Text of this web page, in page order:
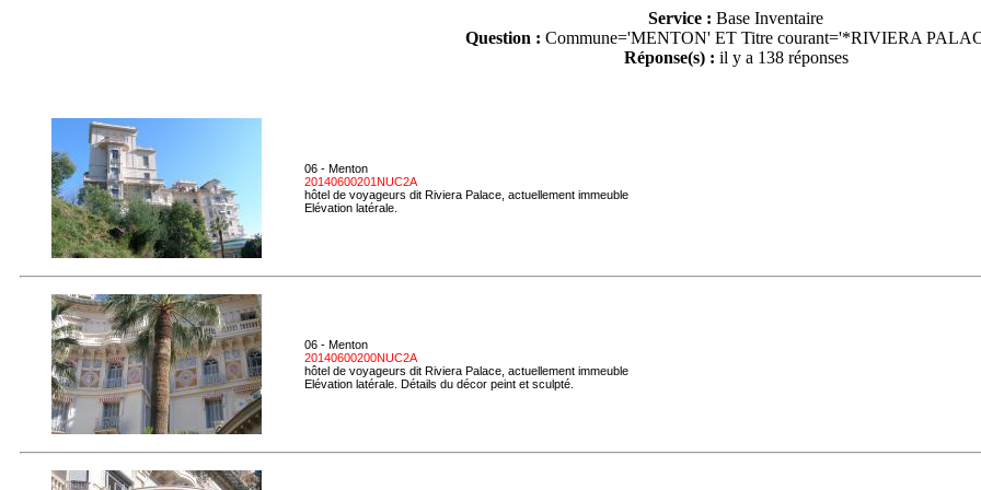
Service : Base Inventaire
Question : Commune='MENTON'ET Titre courant='*RIVIERA
Réponse(s) : il y a 138 réponses
06 - Menton
20140600201NUC2A
hôtel de voyageurs dit Riviera Palace, actuellement immeuble
Elévation latérale.
06 - Menton
20140600200NUC2A
hôtel de voyageurs dit Riviera Palace, actuellement immeuble
Elévation latérale. Détails du décor peint et sculpté.